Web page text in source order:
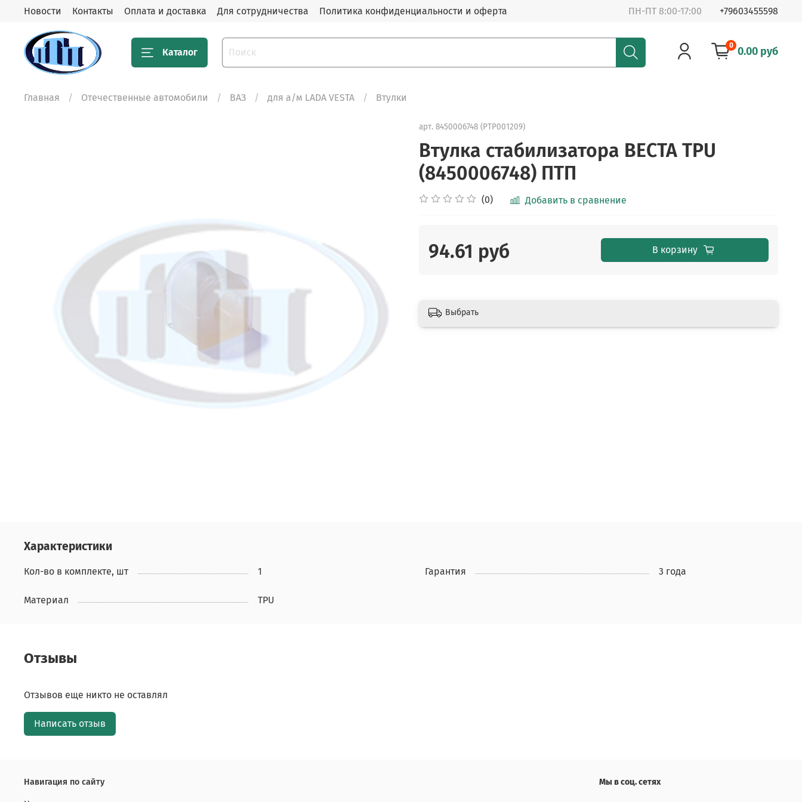
Новости Контакты Оплата и доставка Для сотрудничества Политика конфиденциальности и оферта ПН-ПТ 8:00-17:00 +79603455598
Каталог
0 0.00 руб
Главная Отечественные автомобили ВАЗ для а/м LADA VESTA Втулки
арт. 8450006748 (PTP001209)
Втулка стабилизатора ВЕСТА TPU
(8450006748) ПТП
(0) Добавить в сравнение
94.61 руб В корзину
Выбрать
Характеристики
Кол-во в комплекте, шт 1 Гарантия 3 года
Материал TPU
Отзывы
Отзывов еще никто не оставлял
Написать отзыв
Навигация по сайту Мы в соц. сетях